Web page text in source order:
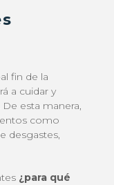
fin de la
a cuidar y
esta manera,
como
desgastes,
¿para qué